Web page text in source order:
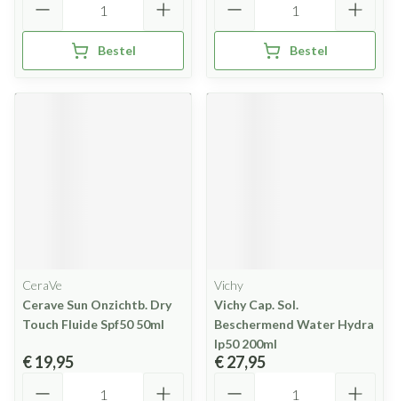
Bestel Bestel
CeraVe
Cerave Sun Onzichtb. Dry
Touch Fluide Spf50 50ml
€ 19,95
Vichy
Vichy Cap. Sol.
Beschermend Water Hydra
Ip50 200ml
€ 27,95